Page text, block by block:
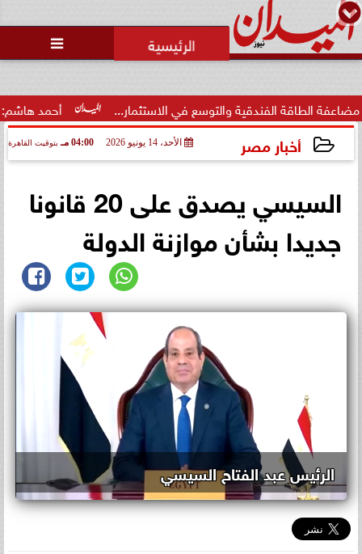

أحمد هاشم: الإعلام والتوسع في الاستثمار...
أخبار مصر الأحد، 14 يونيو 2026 04:00 مـ بتوقيت القاهرة
السيسي يصدق على 20 قانونا
جديدا بشأن موازنة الدولة
الرئيس عبد الفتاح السيسي